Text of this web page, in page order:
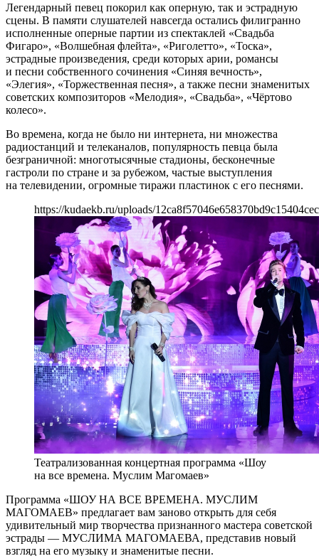
Легендарный певец покорил как оперную, так и эстрадную
сцены. В памяти слушателей навсегда остались филигранно
исполненные оперные партии из спектаклей «Свадьба
Фигаро», «Волшебная флейта», «Риголетто», «Тоска»,
эстрадные произведения, среди которых арии, романсы
и песни собственного сочинения «Синяя вечность»,
«Элегия», «Торжественная песня», а также песни знаменитых
советских композиторов «Мелодия», «Свадьба», «Чёртово
колесо».
Во времена, когда не было ни интернета, ни множества
радиостанций и телеканалов, популярность певца была
безграничной: многотысячные стадионы, бесконечные
гастроли по стране и за рубежом, частые выступления
на телевидении, огромные тиражи пластинок с его песнями.
https://kudaekb.ru/uploads/
Театрализованная концертная программа «Шоу
на все времена. Муслим Магомаев»
Программа «ШОУ НА ВСЕ ВРЕМЕНА. МУСЛИМ
МАГОМАЕВ» предлагает вам заново открыть для себя
удивительный мир творчества признанного мастера советской
эстрады — МУСЛИМА МАГОМАЕВА, представив новый
взгляд на его музыку и знаменитые песни.